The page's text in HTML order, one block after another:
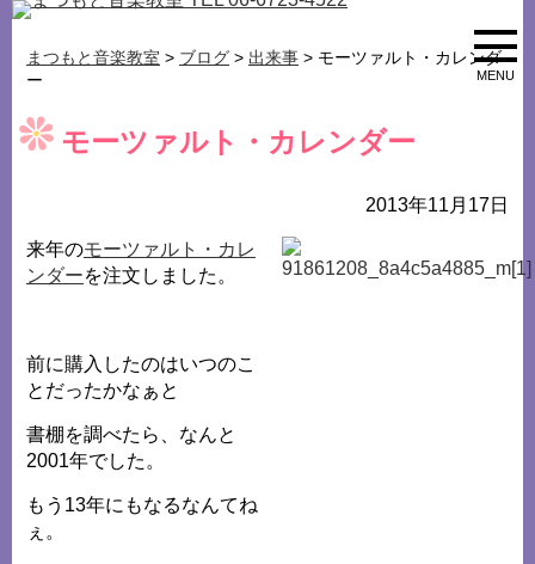
MENU
まつもと音楽教室 > ブログ > 出来事 > モーツァルト・カレンダ
ー
モーツァルト・カレンダー
2013年11月17日
来年のモーツァルト・カレ
ンダーを注文しました。
前に購入したのはいつのこ
とだったかなぁと
書棚を調べたら、なんと
2001年でした。
もう13年にもなるなんてね
ぇ。